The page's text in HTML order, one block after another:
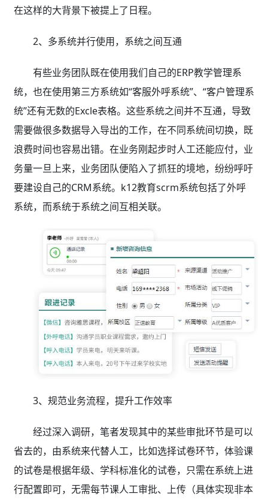
在这样的大背景下被提上了日程。
2、多系统并行使用，系统之间互通
有些业务团队既在使用我们自己的ERP教学管理系
统，也在使用第三方系统如“客服外呼系统”、“客户管理系
统”还有无数的Excle表格。这些系统之间并不互通，导致
需要做很多数据导入导出的工作，在不同系统间切换，既
浪费时间也容易出错。在业务刚起步时人工还能应付，业
务量一旦上来，业务团队便陷入了抓狂的境地，纷纷呼吁
要建设自己的CRM系统。k12教育scrm系统包括了外呼
系统，而系统于系统之间互相关联。
3、规范业务流程，提升工作效率
经过深入调研，笔者发现其中的某些审批环节是可以
省去的，由系统来代替人工，比如选择试卷环节，体验课
的试卷是根据年级、学科标准化的试卷，只需在系统上进
行配置即可，无需每节课人工审批、上传（具体实现非本